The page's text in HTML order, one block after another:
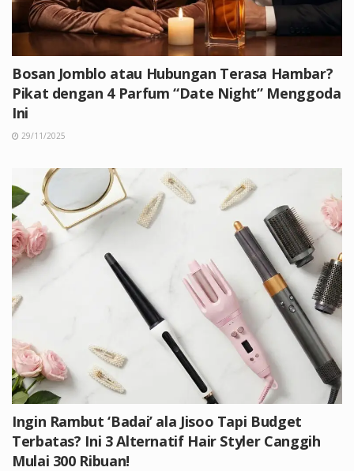
Bosan Jomblo atau Hubungan Terasa Hambar?
Pikat dengan 4 Parfum “Date Night” Menggoda
Ini
29/11/2025
Ingin Rambut ‘Badai’ ala Jisoo Tapi Budget
Terbatas? Ini 3 Alternatif Hair Styler Canggih
Mulai 300 Ribuan!